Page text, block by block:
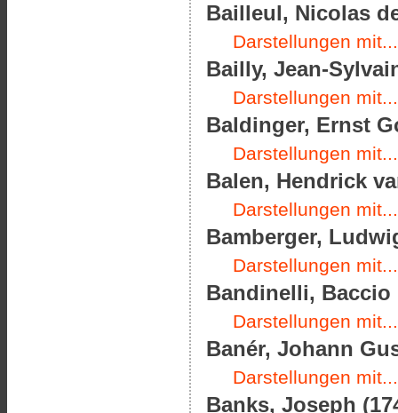
Bailleul, Nicolas
Darstellungen mit...
Bailly, Jean-
Darstellungen mit...
Baldinger, Ernst
Darstellungen mit...
Balen, Hendrick
Darstellungen mit...
Bamberger,
Darstellungen mit...
Bandinelli, Baccio
Darstellungen mit...
Banér, Johann
Darstellungen mit...
Banks, Joseph